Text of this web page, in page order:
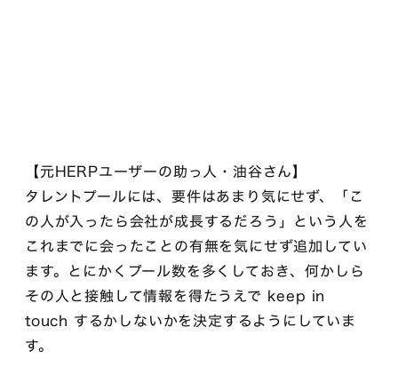
【元HERPユーザーの助っ人・油谷さん】
タレントプールには、要件はあまり気にせず、「こ
の人が入ったら会社が成長するだろう」という人を
これまでに会ったことの有無を気にせず追加してい
ます。とにかくプール数を多くしておき、何かしら
その人と接触して情報を得たうえで keep in
touch するかしないかを決定するようにしていま
す。